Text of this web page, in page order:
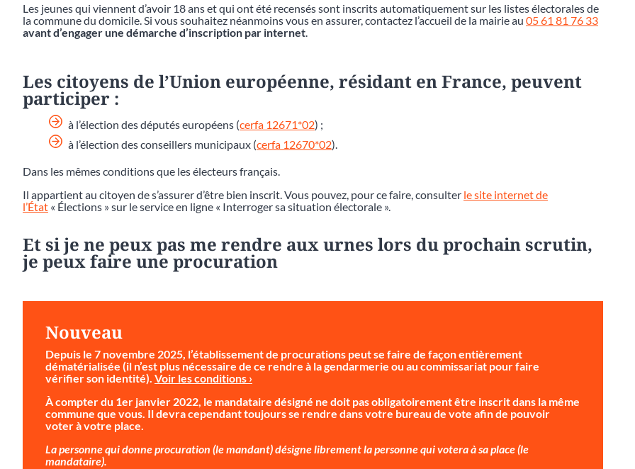
Les jeunes qui viennent d’avoir 18 ans et qui ont été recensés sont inscrits automatiquement sur les listes électorales de
la commune du domicile. Si vous souhaitez néanmoins vous en assurer, contactez l’accueil de la mairie au 05 61 81 76 33
avant d’engager une démarche d’inscription par internet
Les citoyens de l’Union européenne, résidant en France, peuvent
participer :
à l’élection des députés européens (cerfa 12671*02) ;
à l’élection des conseillers municipaux (cerfa 12670*02).
Dans les mêmes conditions que les électeurs français.
Il appartient au citoyen de s’assurer d’être bien inscrit. Vous pouvez, pour ce faire, consulter le site internet de
l’État « Élections » sur le service en ligne « Interroger sa situation électorale ».
Et si je ne peux pas me rendre aux urnes lors du prochain scrutin,
je peux faire une procuration
Nouveau
Depuis le 7 novembre 2025, l’établissement de procurations peut se faire de façon entièrement
dématérialisée (il n’est plus nécessaire de ce rendre à la gendarmerie ou au commissariat pour faire
vérifier son identité). Voir les conditions ›
À compter du 1er janvier 2022, le mandataire désigné ne doit pas obligatoirement être inscrit dans la même
commune que vous. Il devra cependant toujours se rendre dans votre bureau de vote afin de pouvoir
voter à votre place.
La personne qui donne procuration (le mandant) désigne librement la personne qui votera à sa place (le
mandataire).